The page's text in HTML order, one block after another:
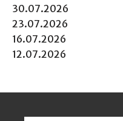
30.07.2026
23.07.2026
16.07.2026
12.07.2026